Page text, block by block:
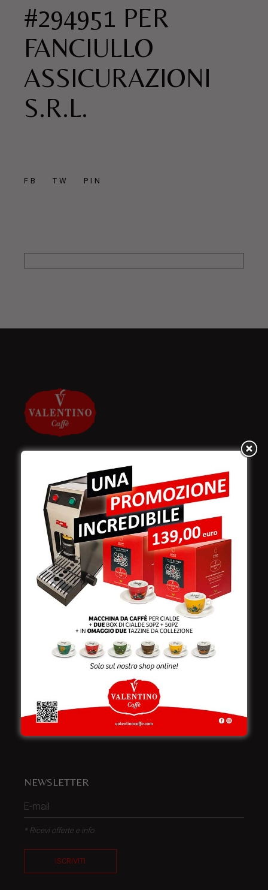
#294951 PER
FANCIULLO
ASSICURAZIONI
S.R.L.
FB TW PIN
Valentino Caffè Spa
Stabilimento
e produzione:
Viale Croazia 8 (Z.I.)
73100 Lecce
Italy
+39 0832 240771
+39 0832 279866
info@valentinocaffespa.com
02583710757
NEWSLETTER
* Ricevi offerte e info
ISCRIVITI